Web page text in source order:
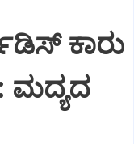
ಕಾರು
ಮದ್ಯದ